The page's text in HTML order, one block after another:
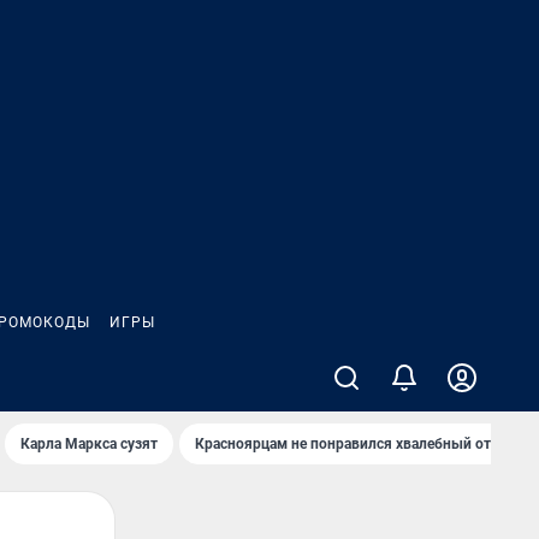
ИГРЫ
Карла Маркса сузят Красноярцам не понравился хвалебный отзыв о